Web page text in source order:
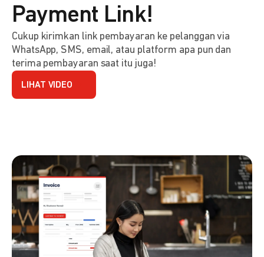
Payment Link!
Cukup kirimkan link pembayaran ke pelanggan via
WhatsApp, SMS, email, atau platform apa pun dan
terima pembayaran saat itu juga!
LIHAT VIDEO